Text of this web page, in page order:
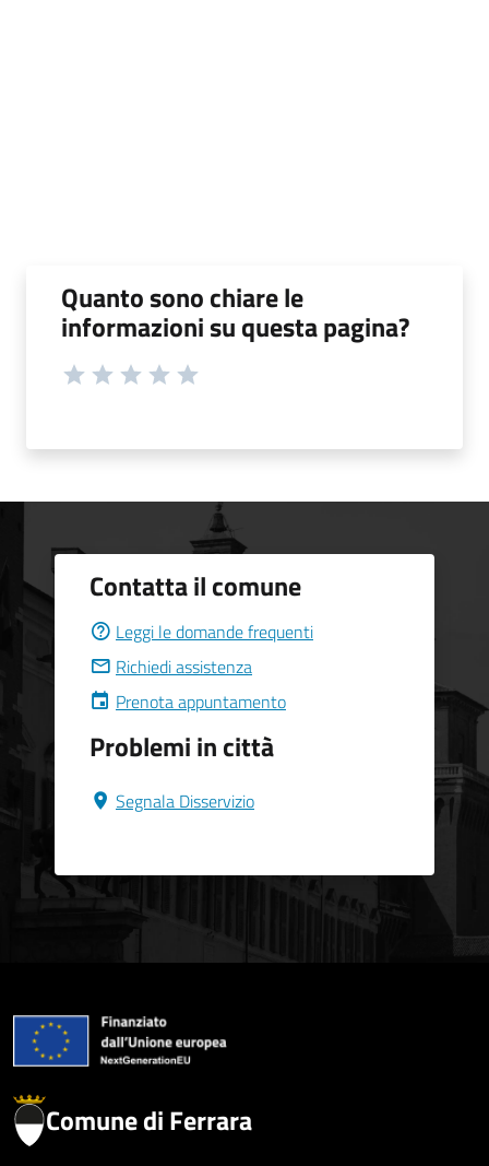
Quanto sono chiare le
informazioni su questa pagina?
Contatta il comune
Leggi le domande frequenti
Richiedi assistenza
Prenota appuntamento
Problemi in città
Segnala Disservizio
Comune di Ferrara